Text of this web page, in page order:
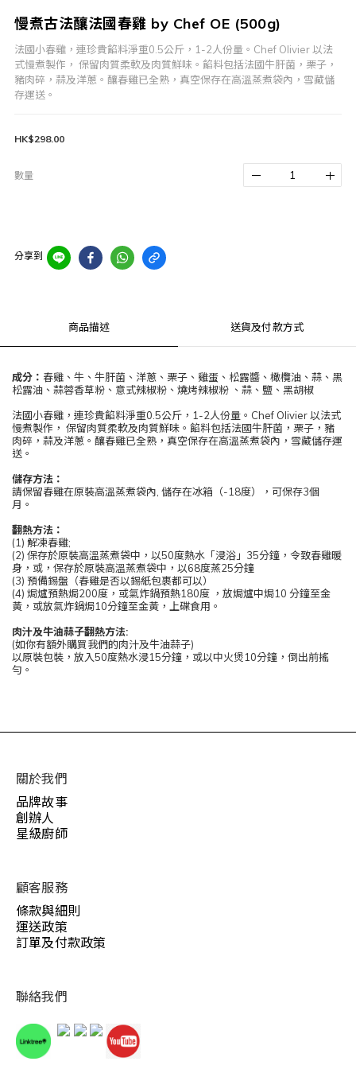
慢煮古法釀法國春雞 by Chef OE (500g)
法國小春雞，連珍貴餡料淨重0.5公斤，1-2人份量。Chef Olivier 以法
式慢煮製作， 保留肉質柔軟及肉質鮮味。餡料包括法國牛肝菌，栗子，
豬肉碎，蒜及洋蔥。釀春雞已全熟，真空保存在高溫蒸煮袋內，雪藏儲
存運送。
HK$298.00
數量
分享到
商品描述 送貨及付款方式
成分： 春雞、牛、牛肝菌、洋蔥、栗子、雞蛋、松露醬、橄欖油、蒜、黑
松露油、蒜蓉香草粉、意式辣椒粉、燒烤辣椒粉 、蒜、鹽、黑胡椒
法國小春雞，連珍貴餡料淨重0.5公斤，1-2人份量。Chef Olivier 以法式
慢煮製作， 保留肉質柔軟及肉質鮮味。餡料包括法國牛肝菌，栗子，豬
肉碎，蒜及洋蔥。釀春雞已全熟，真空保存在高溫蒸煮袋內，雪藏儲存運
送。
儲存方法：
請保留春雞在原裝高溫蒸煮袋內, 儲存在冰箱（-18度），可保存3個
月。
翻熱方法：
(1) 解凍春雞;
(2) 保存於原裝高溫蒸煮袋中，以50度熱水「浸浴」35分鐘，令致春雞暖
身， 或，保存於原裝高溫蒸煮袋中，以68度蒸25分鐘
(3) 預備錫盤（春雞是否以錫紙包裹都可以）
(4) 焗爐預熱焗200度，或氣炸鍋預熱180度 ，放焗爐中焗10 分鐘至金
黃，或放氣炸鍋焗10分鐘至金黃，上碟食用。
肉汁及牛油蒜子翻熱方法:
(如你有額外購買我們的肉汁及牛油蒜子)
以原裝包裝，放入50度熱水浸15分鐘，或以中火煲10分鐘，倒出前搖
勻。
關於我們
品牌故事
創辦人
星級廚師
顧客服務
條款與細則
運送政策
訂單及付款政策
聯絡我們